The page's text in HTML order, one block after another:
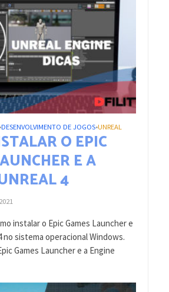
•DESENVOLVIMENTO DE JOGOS•UNREAL
O EPIC
E A
4
instalar o Epic Games Launcher e
no sistema operacional Windows.
Games Launcher e a Engine